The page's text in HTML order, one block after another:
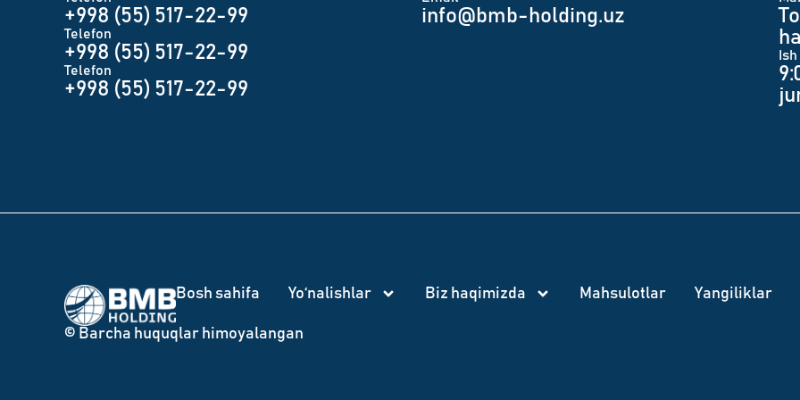
+998 (55) 517-22-99
Telefon
+998 (55) 517-22-99
Telefon
+998 (55) 517-22-99
info@bmb-holding.uz​
Bosh sahifa Yo‘nalishlar Biz haqimizda Mahsulotlar Yangiliklar
© Barcha huquqlar himoyalangan